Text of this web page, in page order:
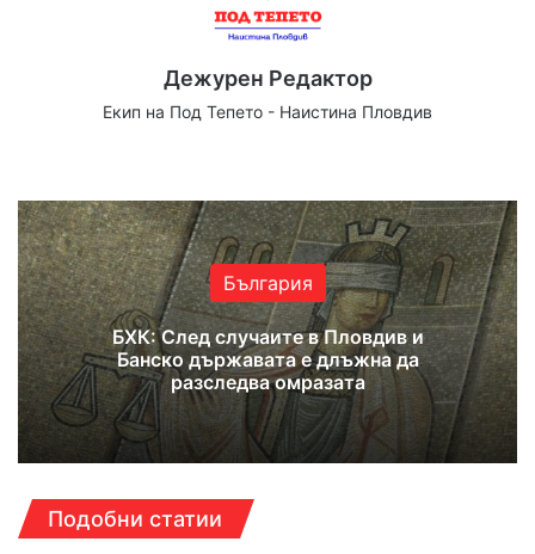
Дежурен Редактор
Екип на Под Тепето - Наистина Пловдив
България
БХК: След случаите в Пловдив и
Банско държавата е длъжна да
разследва омразата
Подобни статии